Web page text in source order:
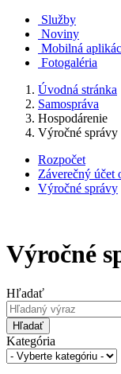
Služby
Noviny
Mobilná
Fotogaléria
Úvodná stránka
Samospráva
Hospodárenie
Výročné správy
Rozpočet
Záverečný účet
Výročné správy
Výročné
Hľadať
Hľadať
Kategória